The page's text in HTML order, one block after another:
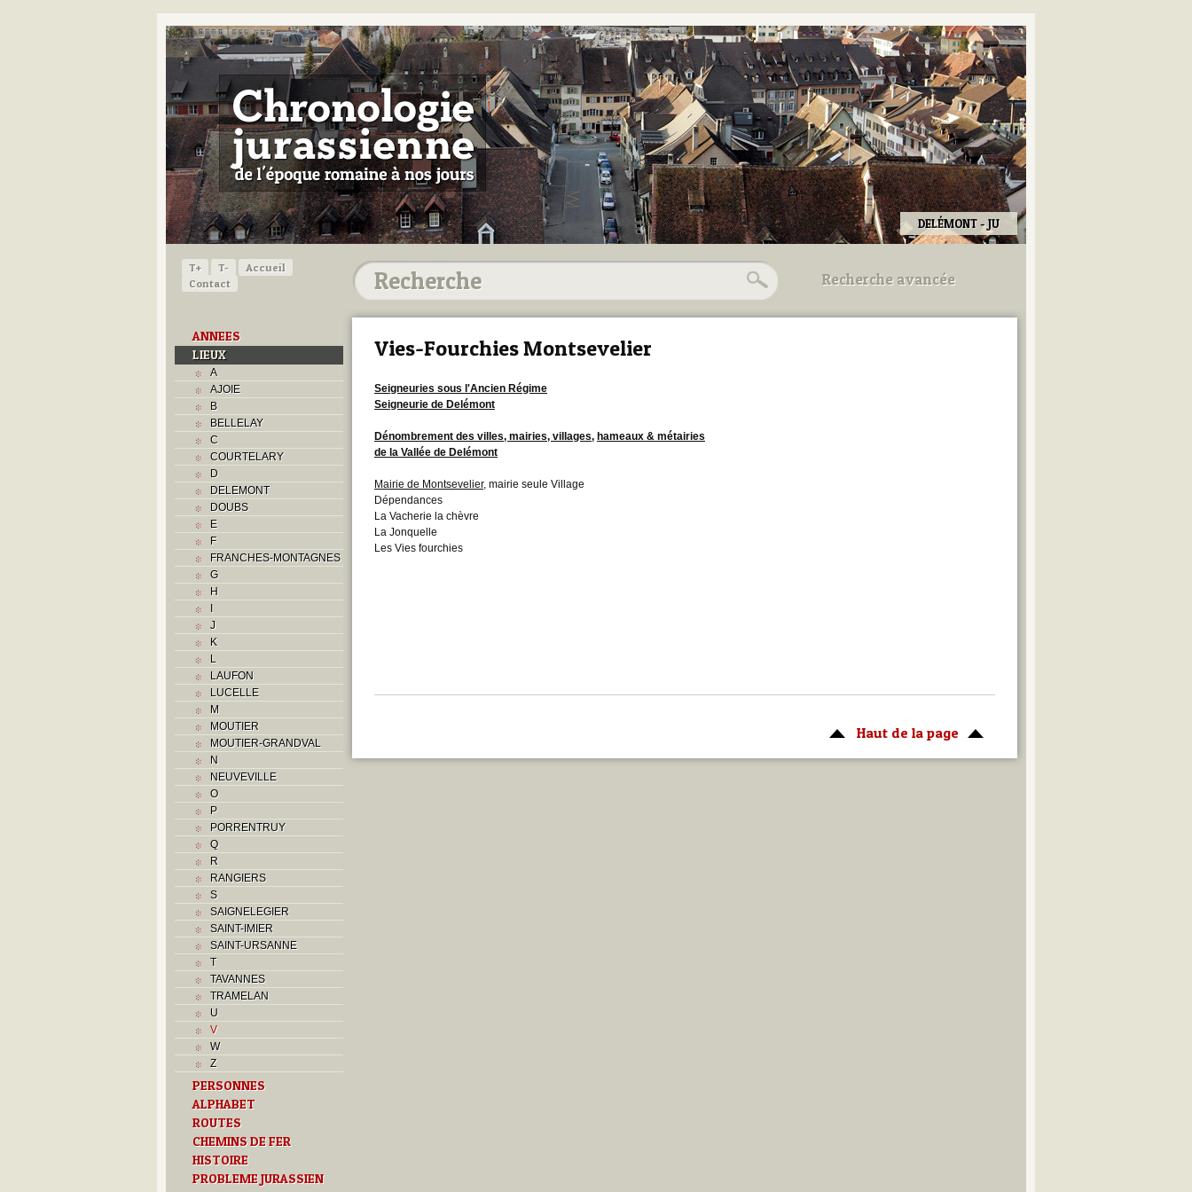
DELÉMONT - JU
T+ T-
Accueil
Contact
ANNEES
LIEUX
A
AJOIE
B
BELLELAY
C
COURTELARY
D
DELEMONT
DOUBS
E
F
FRANCHES-MONTAGNES
G
H
I
J
K
L
LAUFON
LUCELLE
M
MOUTIER
MOUTIER-GRANDVAL
N
NEUVEVILLE
O
P
PORRENTRUY
Q
R
RANGIERS
S
SAIGNELEGIER
SAINT-IMIER
SAINT-URSANNE
T
TAVANNES
TRAMELAN
U
V
W
Z
PERSONNES
ALPHABET
ROUTES
CHEMINS DE FER
HISTOIRE
PROBLEME JURASSIEN
Recherche avancée
Utilisez les champs ci-dessous
Vies-Fourchies Montsevelier
Seigneuries sous l'Ancien Régime
Seigneurie de Delémont
Dénombrement des villes, mairies, villages, hameaux & métairies
de la Vallée de Delémont
Mairie de Montsevelier, mairie seule Village
Dépendances
La Vacherie la chèvre
La Jonquelle
Les Vies fourchies
Haut de la page